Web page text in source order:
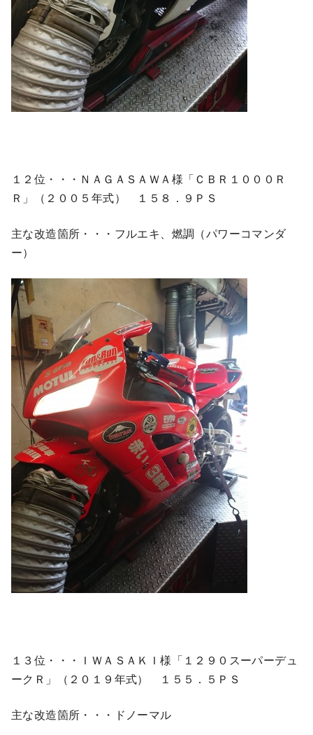
１２位・・・ＮＡＧＡＳＡＷＡ様「ＣＢＲ１０００Ｒ
Ｒ」（２００５年式） １５８．９ＰＳ
主な改造箇所・・・フルエキ、燃調（パワーコマンダ
ー）
１３位・・・ＩＷＡＳＡＫＩ様「１２９０スーパーデュ
ークＲ」（２０１９年式） １５５．５ＰＳ
主な改造箇所・・・ドノーマル